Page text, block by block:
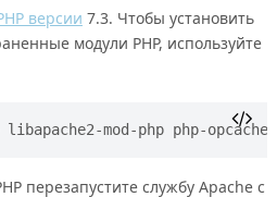
версии 7.3. Чтобы установить
модули PHP, используйте
mod-php php-
перезапустите службу Apache с